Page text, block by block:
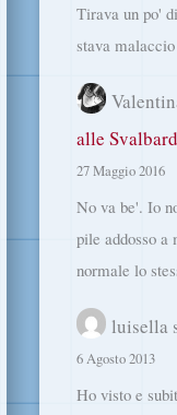
Tirava un po'
stava
alle Svalbard
27 Maggio 2016
No va be'. Io
pile addosso a
normale lo
luisella
6 Agosto 2013
Ho visto e